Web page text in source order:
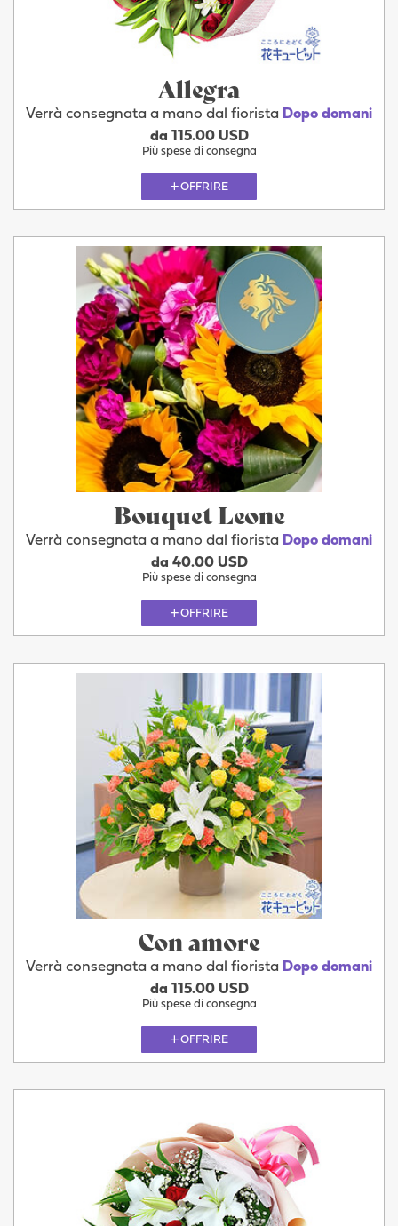
Allegra
Verrà consegnata a mano dal fiorista Dopo domani
da 115.00 USD
Più spese di consegna
OFFRIRE
Bouquet Leone
Verrà consegnata a mano dal fiorista Dopo domani
da 40.00 USD
Più spese di consegna
OFFRIRE
Con amore
Verrà consegnata a mano dal fiorista Dopo domani
da 115.00 USD
Più spese di consegna
OFFRIRE